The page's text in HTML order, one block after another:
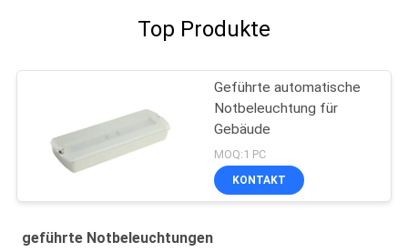
Top Produkte
Geführte automatische
Notbeleuchtung für
Gebäude
MOQ:1 PC
KONTAKT
geführte Notbeleuchtungen